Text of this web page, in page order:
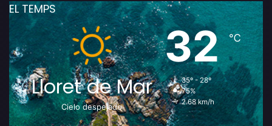
EL TEMPS
Lloret de Mar
Cielo despejado
32℃
35º - 28º
75%
2.68 km/h